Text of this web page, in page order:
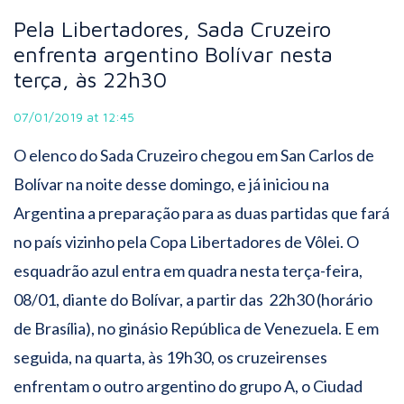
Pela Libertadores, Sada Cruzeiro
enfrenta argentino Bolívar nesta
terça, às 22h30
07/01/2019 at 12:45
O elenco do Sada Cruzeiro chegou em San Carlos de
Bolívar na noite desse domingo, e já iniciou na
Argentina a preparação para as duas partidas que fará
no país vizinho pela Copa Libertadores de Vôlei. O
esquadrão azul entra em quadra nesta terça-feira,
08/01, diante do Bolívar, a partir das 22h30 (horário
de Brasília), no ginásio República de Venezuela. E em
seguida, na quarta, às 19h30, os cruzeirenses
enfrentam o outro argentino do grupo A, o Ciudad